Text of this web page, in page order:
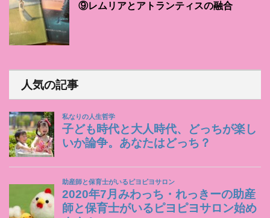
⑨レムリアとアトランティスの融合
人気の記事